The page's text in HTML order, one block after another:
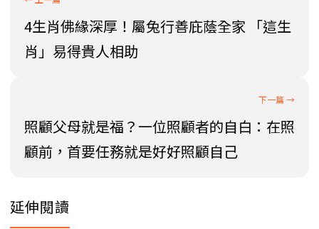
4生肖佛緣深厚！屬兔行善庇蔭全家 「這生
肖」易得貴人相助
照顧父母就是福？一位照顧者的自白：在照
顧前，首要任務就是好好照顧自己
延伸閱讀